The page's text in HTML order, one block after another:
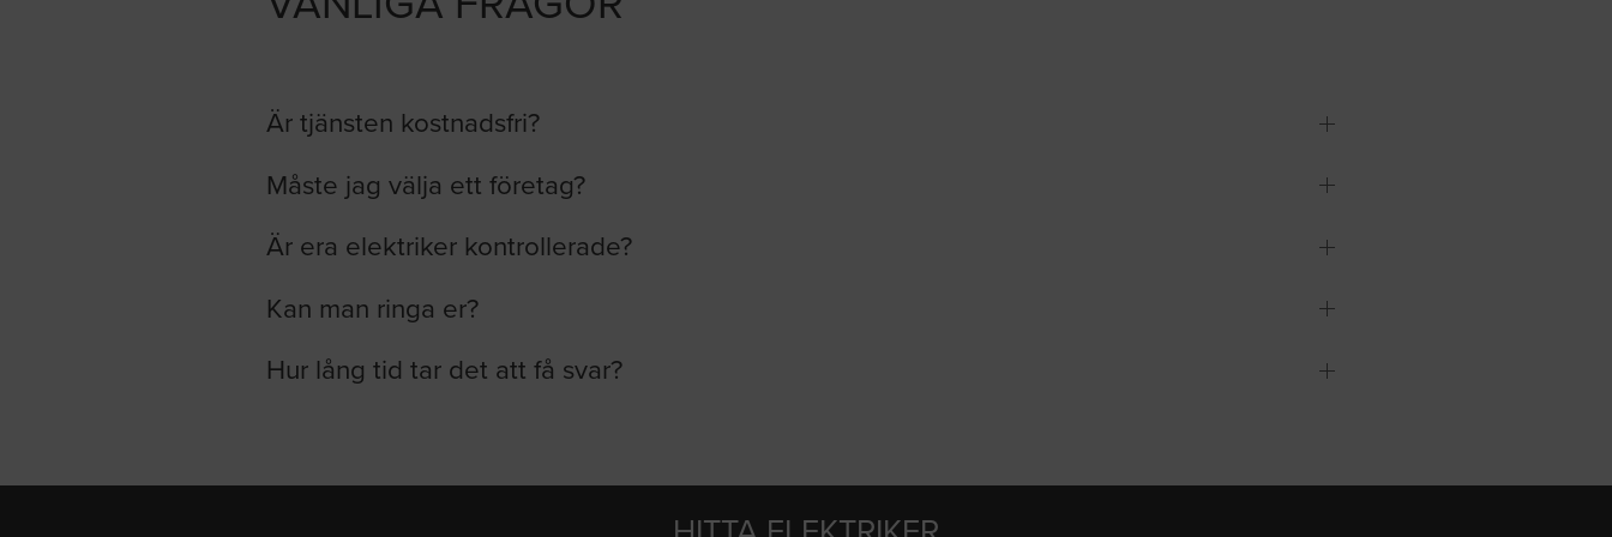
Är tjänsten kostnadsfri?
Måste jag välja ett företag?
Är era elektriker kontrollerade?
Kan man ringa er?
Hur lång tid tar det att få svar?